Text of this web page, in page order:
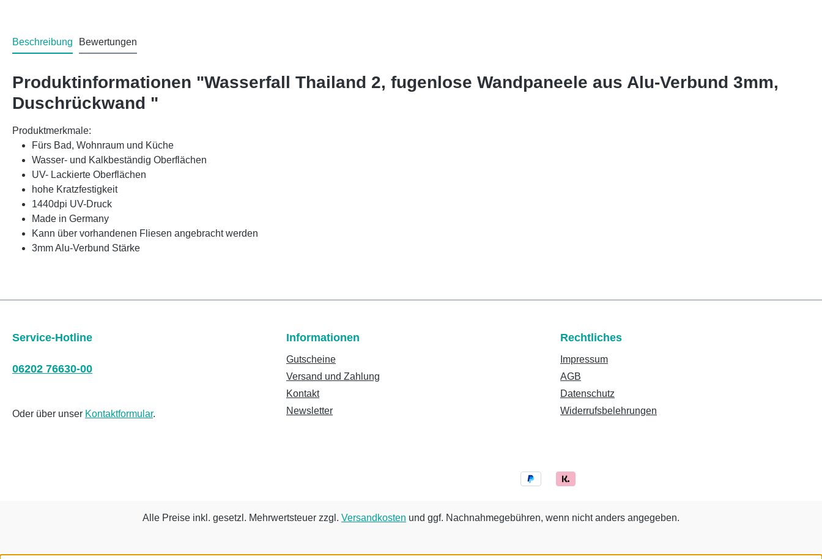
Beschreibung Bewertungen
Produktinformationen "Wasserfall Thailand 2, fugenlose Wandpaneele aus Alu-Verbund 3mm,
Duschrückwand "
Produktmerkmale:
Fürs Bad, Wohnraum und Küche
Wasser- und Kalkbeständig Oberflächen
UV- Lackierte Oberflächen
hohe Kratzfestigkeit
1440dpi UV-Druck
Made in Germany
Kann über vorhandenen Fliesen angebracht werden
3mm Alu-Verbund Stärke
Service-Hotline
06202 76630-00
Oder über unser Kontaktformular.
Informationen
Gutscheine
Versand und Zahlung
Kontakt
Newsletter
Rechtliches
Impressum
AGB
Datenschutz
Widerrufsbelehrungen
Alle Preise inkl. gesetzl. Mehrwertsteuer zzgl. Versandkosten und ggf. Nachnahmegebühren, wenn nicht anders angegeben.